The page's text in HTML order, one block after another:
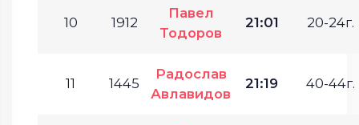
10 1912
Павел
Тодоров
21:01 20-24г.
11 1445
Радослав
Авлавидов
21:19 40-44г.